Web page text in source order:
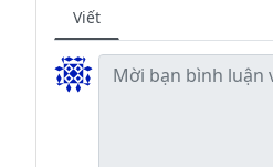
Viết